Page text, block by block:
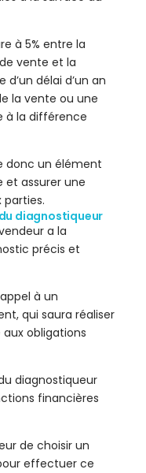
à 5% entre la
vente et la
d’un délai d’un an
la vente ou une
à la différence
donc un élément
et assurer une
parties.
diagnostiqueur
a la
précis et
à un
qui saura réaliser
obligations
diagnostiqueur
financières
de choisir un
effectuer ce